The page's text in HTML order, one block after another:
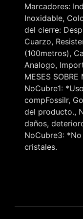
Marcadores:
Inoxidable,
del cierre:
Cuarzo,
(100metros),
Analogo,
MESES
NoCubre1:
compFossilr,
del producto.,
daños,
NoCubre3:
cristales.